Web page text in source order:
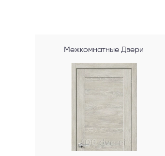
Межкомнатные Двери